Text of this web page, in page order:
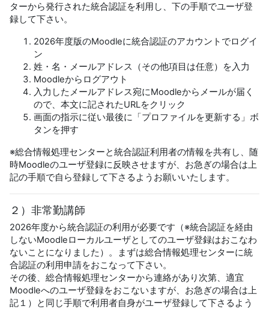
ターから発行された統合認証を利用し、下の手順でユーザ登
録して下さい。
2026年度版のMoodleに統合認証のアカウントでログイ
ン
姓・名・メールアドレス（その他項目は任意）を入力
Moodleからログアウト
入力したメールアドレス宛にMoodleからメールが届く
ので、本文に記されたURLをクリック
画面の指示に従い最後に「プロファイルを更新する」ボ
タンを押す
※総合情報処理センターと統合認証利用者の情報を共有し、随
時Moodleのユーザ登録に反映させますが、お急ぎの場合は上
記の手順で自ら登録して下さるようお願いいたします。
２）非常勤講師
2026年度から統合認証の利用が必要です（※統合認証を経由
しないMoodleローカルユーザとしてのユーザ登録はおこなわ
ないことになりました）。まずは総合情報処理センターに統
合認証の利用申請をおこなって下さい。
その後、総合情報処理センターから連絡があり次第、適宜
Moodleへのユーザ登録をおこないますが、お急ぎの場合は上
記１）と同じ手順で利用者自身がユーザ登録して下さるよう